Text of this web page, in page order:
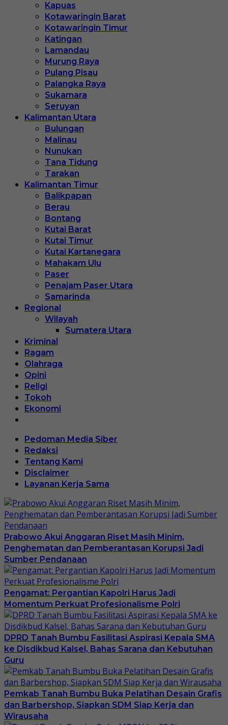
Kapuas
Kotawaringin Barat
Kotawaringin Timur
Katingan
Lamandau
Murung Raya
Pulang Pisau
Palangka Raya
Sukamara
Seruyan
Kalimantan Utara
Bulungan
Malinau
Nunukan
Tana Tidung
Tarakan
Kalimantan Timur
Balikpapan
Berau
Bontang
Kutai Barat
Kutai Timur
Kutai Kartanegara
Mahakam Ulu
Paser
Penajam Paser Utara
Samarinda
Regional
Wilayah
Sumatera Utara
Kriminal
Ragam
Olahraga
Opini
Religi
Tokoh
Ekonomi
Pedoman Media Siber
Redaksi
Tentang Kami
Disclaimer
Layanan Kerja Sama
Prabowo Akui Anggaran Riset Masih Minim,
Penghematan dan Pemberantasan Korupsi Jadi
Sumber Pendanaan
Pengamat: Pergantian Kapolri Harus Jadi
Momentum Perkuat Profesionalisme Polri
DPRD Tanah Bumbu Fasilitasi Aspirasi Kepala SMA
ke Disdikbud Kalsel, Bahas Sarana dan Kebutuhan
Guru
Pemkab Tanah Bumbu Buka Pelatihan Desain Grafis
dan Barbershop, Siapkan SDM Siap Kerja dan
Wirausaha